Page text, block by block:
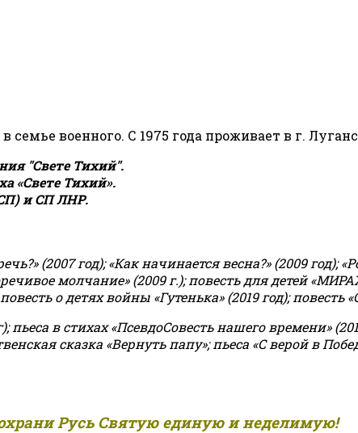
семье военного. С 1975 года проживает в г.
"Свете Тихий".
«Свете Тихий».
и СП ЛНР.
(2007 год); «Как начинается весна?» (2009 год);
молчание» (2009 г.); повесть для детей
о детях войны «Гутенька» (2019 год); повесть
в стихах «ПсевдоСовесть нашего времени»
сказка «Вернуть папу»; пьеса «С верой в
Русь Святую единую и неделимую!